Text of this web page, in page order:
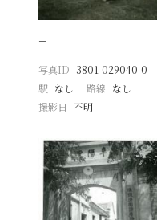
−
写真ID 3801-029040-0
駅 なし 路線 なし
撮影日
不明